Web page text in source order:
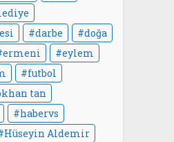
darbe
doğa
ermeni
eylem
futbol
tan
habervs
Hüseyin Aldemir